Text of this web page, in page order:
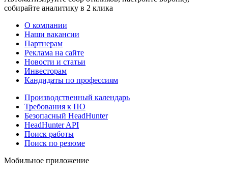
собирайте аналитику в 2 клика
О компании
Наши вакансии
Партнерам
Реклама на сайте
Новости и статьи
Инвесторам
Кандидаты по профессиям
Производственный календарь
Требования к ПО
Безопасный HeadHunter
HeadHunter API
Поиск работы
Поиск по резюме
Мобильное приложение